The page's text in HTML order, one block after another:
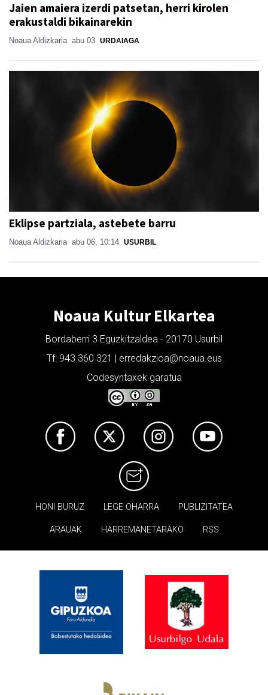
Jaien amaiera izerdi patsetan, herri kirolen
erakustaldi bikainarekin
Noaua Aldizkaria abu 03 URDAIAGA
Eklipse partziala, astebete barru
Noaua Aldizkaria abu 06, 10:14 USURBIL
Noaua Kultur Elkartea
Bordaberri 3 Eguzkitzaldea - 20170 Usurbil
Tf: 943 360 321 | erredakzioa@noaua.eus
Codesyntaxek garatua
HONI BURUZ LEGE OHARRA PUBLIZITATEA
ARAUAK HARREMANETARAKO RSS